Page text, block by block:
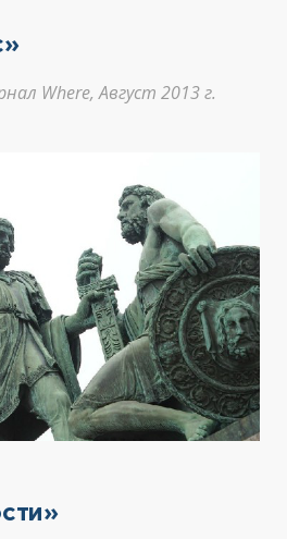
Where, Август 2013 г.